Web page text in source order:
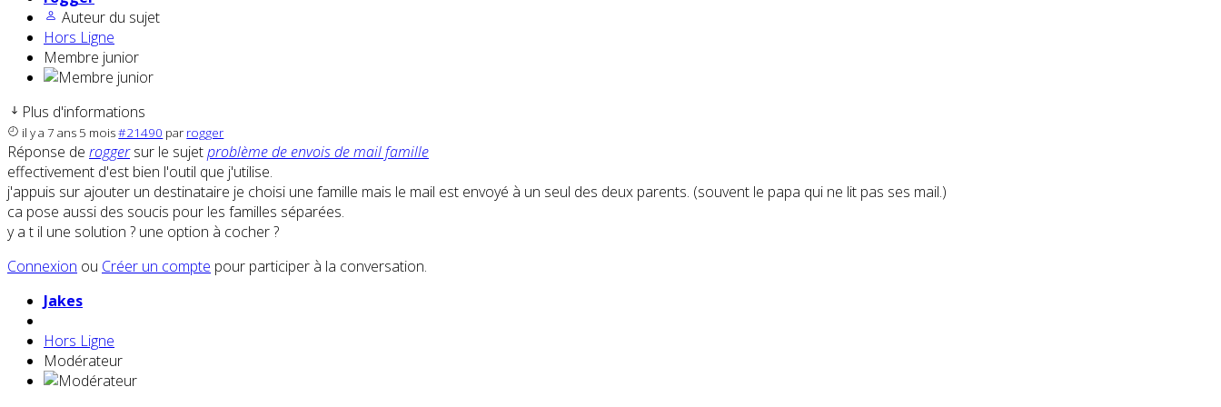
Auteur du sujet
Hors Ligne
Membre junior
Plus d'informations
il y a 7 ans 5 mois#21490 par rogger
Réponse de roggersur le sujetproblème de envois de mail famille
effectivement d'est bien l'outil que j'utilise.
j'appuis sur ajouter un destinataire je choisi une famille mais le mail est envoyé à un seul des deux parents. (souvent le papa qui ne lit pas ses mail.)
ca pose aussi des soucis pour les familles séparées.
y a t il une solution ? une option à cocher ?
Connexion ou Créer un compte pour participer à la conversation.
Jakes
Hors Ligne
Modérateur